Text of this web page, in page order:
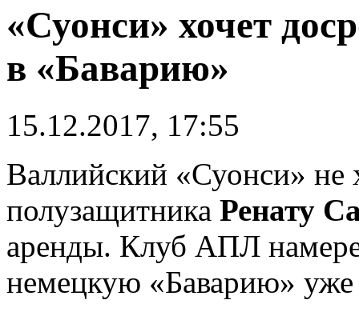
«Суонси» хочет
в «Баварию»
15.12.2017, 17:55
Валлийский «Суонси» не
полузащитника Ренату
аренды. Клуб АПЛ
немецкую «Баварию»